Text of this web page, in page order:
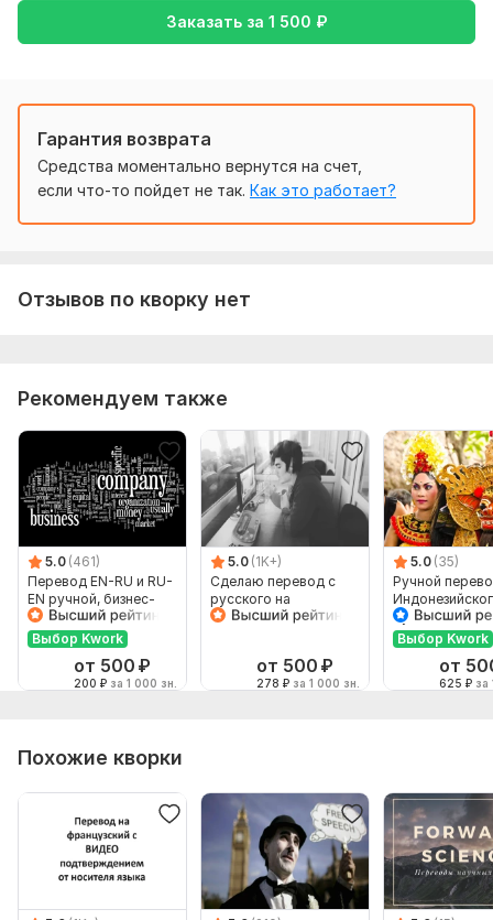
Тематика:
Авто и мото, Красота и мода,
Работа, карьера,
Семья, дети,
с Английского на Русский
Объем услуги в кворке: 700 знаков
Заказать за 1 500 ₽
Гарантия возврата
Средства моментально вернутся на счет,
если что-то пойдет не так. Как это работает?
Отзывов по кворку нет
Рекомендуем также
5.0 (461)
Перевод EN-RU и RU-
EN ручной, бизнес-
английский
Выбор Kwork
от 500 ₽
200 ₽ за 1 000 зн.
5.0 (1K+)
Сделаю перевод с
русского на
английский и
от 500 ₽
278 ₽ за 1 000 зн.
5.0 (35)
Ручной
Русский и
Выбор Kwork
от
625 ₽ за
Похожие кворки